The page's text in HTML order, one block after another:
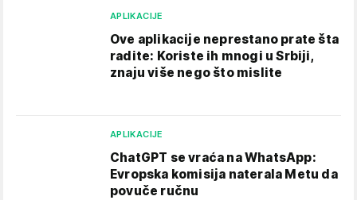
APLIKACIJE
Ove aplikacije neprestano prate šta
radite: Koriste ih mnogi u Srbiji,
znaju više nego što mislite
APLIKACIJE
ChatGPT se vraća na WhatsApp:
Evropska komisija naterala Metu da
povuče ručnu